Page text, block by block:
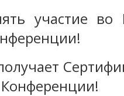
участие во
Конференции!